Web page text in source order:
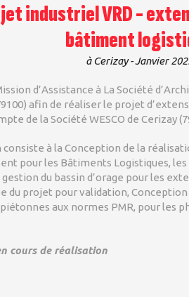
industriel VRD -
bâtiment
à Cerizay - Janvier
d’Assistance à La Société
afin de réaliser le projet
de la Société WESCO de Cerizay
consiste à la Conception de la
pour les Bâtiments Logistiques, les
du bassin d’orage pour les
du projet pour validation, Conception
aux normes PMR, pour les
cours de réalisation